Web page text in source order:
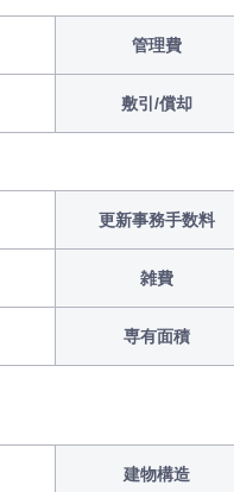
管理費
敷引/償却
更新事務手数料
雑費
専有面積
建物構造